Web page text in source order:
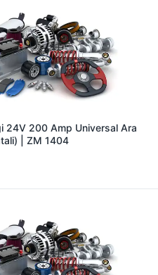
24V 200 Amp Universal Ara
| ZM 1404